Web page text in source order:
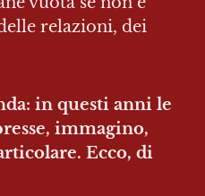
relazioni, dei
in questi anni le
immagino,
Ecco, di